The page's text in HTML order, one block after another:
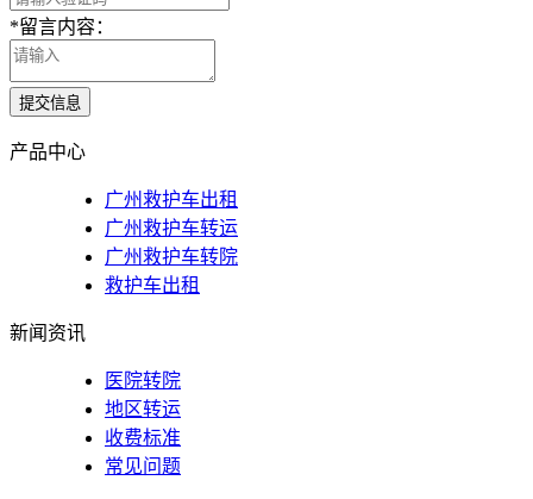
*留言内容：
提交信息
产品中心
广州救护车出租
广州救护车转运
广州救护车转院
救护车出租
新闻资讯
医院转院
地区转运
收费标准
常见问题